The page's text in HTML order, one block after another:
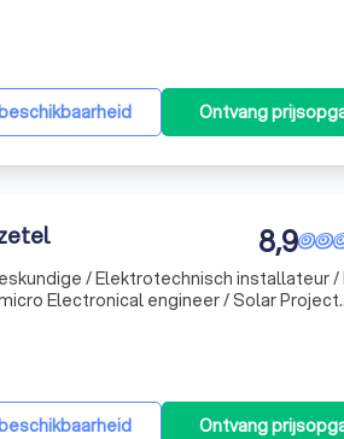
Ontvang
8,9
/ Elektrotechnisch installateur
Ontvang